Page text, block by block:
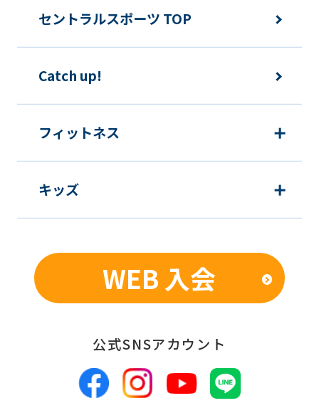
the
Automatic
セントラルスポーツ TOP
Catch up!
フィットネス
キッズ
WEB 入会
公式SNSアカウント